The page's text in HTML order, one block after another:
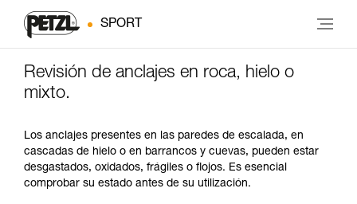
SPORT
Revisión de anclajes en roca, hielo o
mixto.
Los anclajes presentes en las paredes de escalada, en
cascadas de hielo o en barrancos y cuevas, pueden estar
desgastados, oxidados, frágiles o flojos. Es esencial
comprobar su estado antes de su utilización.